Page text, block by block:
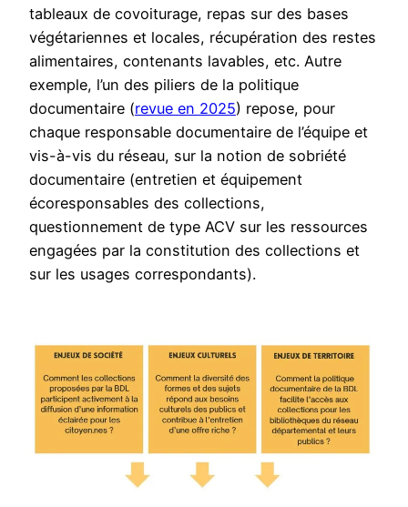
tableaux de covoiturage, repas sur des bases
végétariennes et locales, récupération des restes
alimentaires, contenants lavables, etc. Autre
exemple, l’un des piliers de la politique
documentaire (revue en 2025) repose, pour
chaque responsable documentaire de l’équipe et
vis-à-vis du réseau, sur la notion de sobriété
documentaire (entretien et équipement
écoresponsables des collections,
questionnement de type ACV sur les ressources
engagées par la constitution des collections et
sur les usages correspondants).